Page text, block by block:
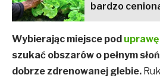
bardzo
Wybierając miejsce pod
szukać obszarów o pełnym
dobrze zdrenowanej glebie.